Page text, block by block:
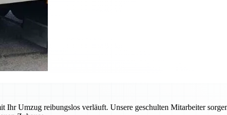
Umzug reibungslos verläuft. Unsere geschulten Mitarbeiter